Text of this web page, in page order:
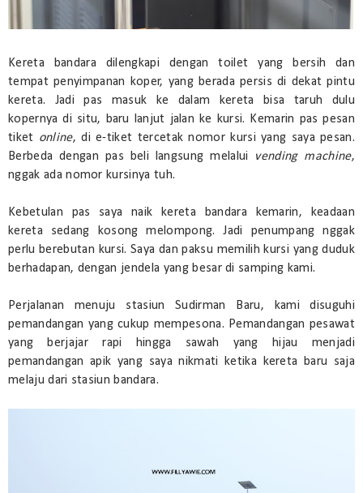
Kereta bandara dilengkapi dengan toilet yang bersih dan
tempat penyimpanan koper, yang berada persis di dekat pintu
kereta. Jadi pas masuk ke dalam kereta bisa taruh dulu
kopernya di situ, baru lanjut jalan ke kursi. Kemarin pas pesan
tiket online, di e-tiket tercetak nomor kursi yang saya pesan.
Berbeda dengan pas beli langsung melalui
vending machine,
nggak ada nomor kursinya tuh.
Kebetulan pas saya naik kereta bandara kemarin, keadaan
kereta sedang kosong melompong. Jadi penumpang nggak
perlu berebutan kursi. Saya dan paksu memilih kursi yang duduk
berhadapan, dengan jendela yang besar di samping kami.
Perjalanan menuju stasiun Sudirman Baru, kami disuguhi
pemandangan yang cukup mempesona. Pemandangan pesawat
yang berjajar rapi hingga sawah yang hijau menjadi
pemandangan apik yang saya nikmati ketika kereta baru saja
melaju dari stasiun bandara.